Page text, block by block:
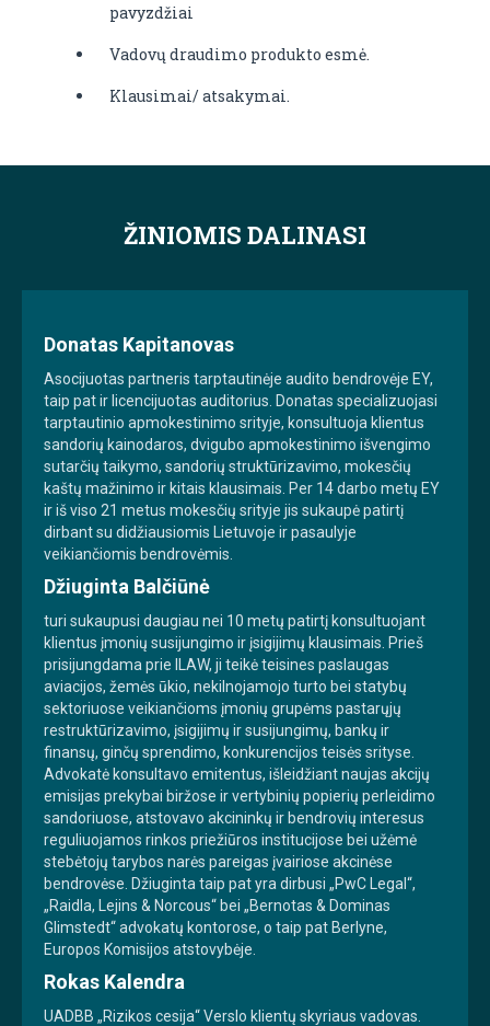
pavyzdžiai
Vadovų draudimo produkto esmė.
Klausimai/ atsakymai.
ŽINIOMIS DALINASI
Donatas Kapitanovas
Asocijuotas partneris tarptautinėje audito bendrovėje EY,
taip pat ir licencijuotas auditorius. Donatas specializuojasi
tarptautinio apmokestinimo srityje, konsultuoja klientus
sandorių kainodaros, dvigubo apmokestinimo išvengimo
sutarčių taikymo, sandorių struktūrizavimo, mokesčių
kaštų mažinimo ir kitais klausimais. Per 14 darbo metų EY
ir iš viso 21 metus mokesčių srityje jis sukaupė patirtį
dirbant su didžiausiomis Lietuvoje ir pasaulyje
veikiančiomis bendrovėmis.
Džiuginta Balčiūnė
turi sukaupusi daugiau nei 10 metų patirtį konsultuojant
klientus įmonių susijungimo ir įsigijimų klausimais. Prieš
prisijungdama prie ILAW, ji teikė teisines paslaugas
aviacijos, žemės ūkio, nekilnojamojo turto bei statybų
sektoriuose veikiančioms įmonių grupėms pastarųjų
restruktūrizavimo, įsigijimų ir susijungimų, bankų ir
finansų, ginčų sprendimo, konkurencijos teisės srityse.
Advokatė konsultavo emitentus, išleidžiant naujas akcijų
emisijas prekybai biržose ir vertybinių popierių perleidimo
sandoriuose, atstovavo akcininkų ir bendrovių interesus
reguliuojamos rinkos priežiūros institucijose bei užėmė
stebėtojų tarybos narės pareigas įvairiose akcinėse
bendrovėse. Džiuginta taip pat yra dirbusi „PwC Legal“,
„Raidla, Lejins & Norcous“ bei „Bernotas & Dominas
Glimstedt“ advokatų kontorose, o taip pat Berlyne,
Europos Komisijos atstovybėje.
Rokas Kalendra
UADBB „Rizikos cesija“ Verslo klientų skyriaus vadovas.